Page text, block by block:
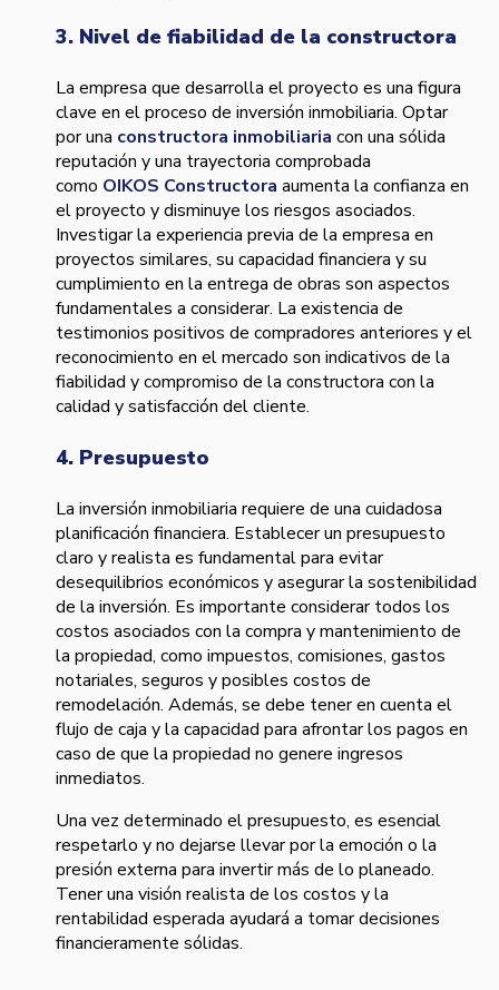
3. Nivel de fiabilidad de la constructora
La empresa que desarrolla el proyecto es una figura
clave en el proceso de inversión inmobiliaria. Optar
por una constructora inmobiliaria con una sólida
reputación y una trayectoria comprobada
como OIKOS Constructora aumenta la confianza en
el proyecto y disminuye los riesgos asociados.
Investigar la experiencia previa de la empresa en
proyectos similares, su capacidad financiera y su
cumplimiento en la entrega de obras son aspectos
fundamentales a considerar. La existencia de
testimonios positivos de compradores anteriores y el
reconocimiento en el mercado son indicativos de la
fiabilidad y compromiso de la constructora con la
calidad y satisfacción del cliente.
4. Presupuesto
La inversión inmobiliaria requiere de una cuidadosa
planificación financiera. Establecer un presupuesto
claro y realista es fundamental para evitar
desequilibrios económicos y asegurar la sostenibilidad
de la inversión. Es importante considerar todos los
costos asociados con la compra y mantenimiento de
la propiedad, como impuestos, comisiones, gastos
notariales, seguros y posibles costos de
remodelación. Además, se debe tener en cuenta el
flujo de caja y la capacidad para afrontar los pagos en
caso de que la propiedad no genere ingresos
inmediatos.
Una vez determinado el presupuesto, es esencial
respetarlo y no dejarse llevar por la emoción o la
presión externa para invertir más de lo planeado.
Tener una visión realista de los costos y la
rentabilidad esperada ayudará a tomar decisiones
financieramente sólidas.